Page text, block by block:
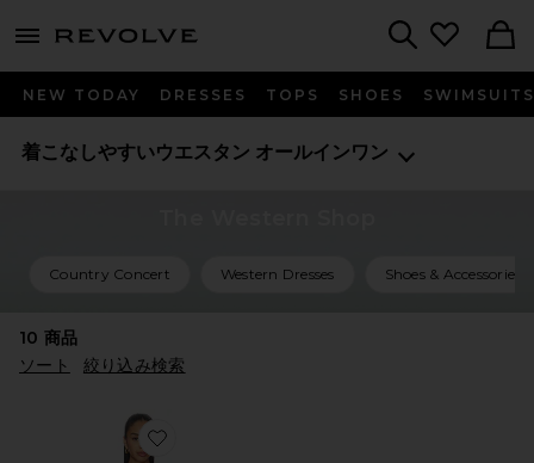
menu - shows more content
NEW TODAY DRESSES TOPS SHOES SWIMSUITS
着こなしやすいウエスタン オールインワン
Country Concert Western Dresses Shoes & Accessories
10 商品
ソート
絞り込み検索
Favorite KAYLA セット